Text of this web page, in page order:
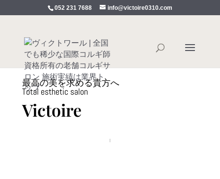
052 231 7688 info@victoire0310.com
最高の美を求める貴方へ
Total esthetic salon
Victoire